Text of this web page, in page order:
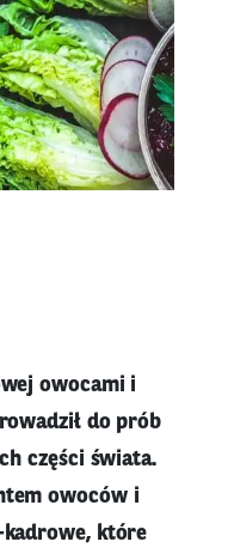
owocami i
do prób
części świata.
owoców i
które